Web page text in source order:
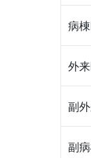
病
外
副
副